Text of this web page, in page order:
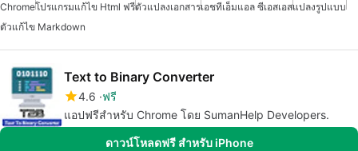
Chromeโปรแกรมแก้ไข Html ฟรีตัวแปลงเอกสารเอชทีเอ็มแอล ซีเอสเอสแปลงรูปแบบ
ตัวแก้ไข Markdown
Text to Binary Converter
4.6 ฟรี
แอปฟรีสำหรับ Chrome โดย SumanHelp Developers.
ดาวน์โหลดฟรี สำหรับ iPhone